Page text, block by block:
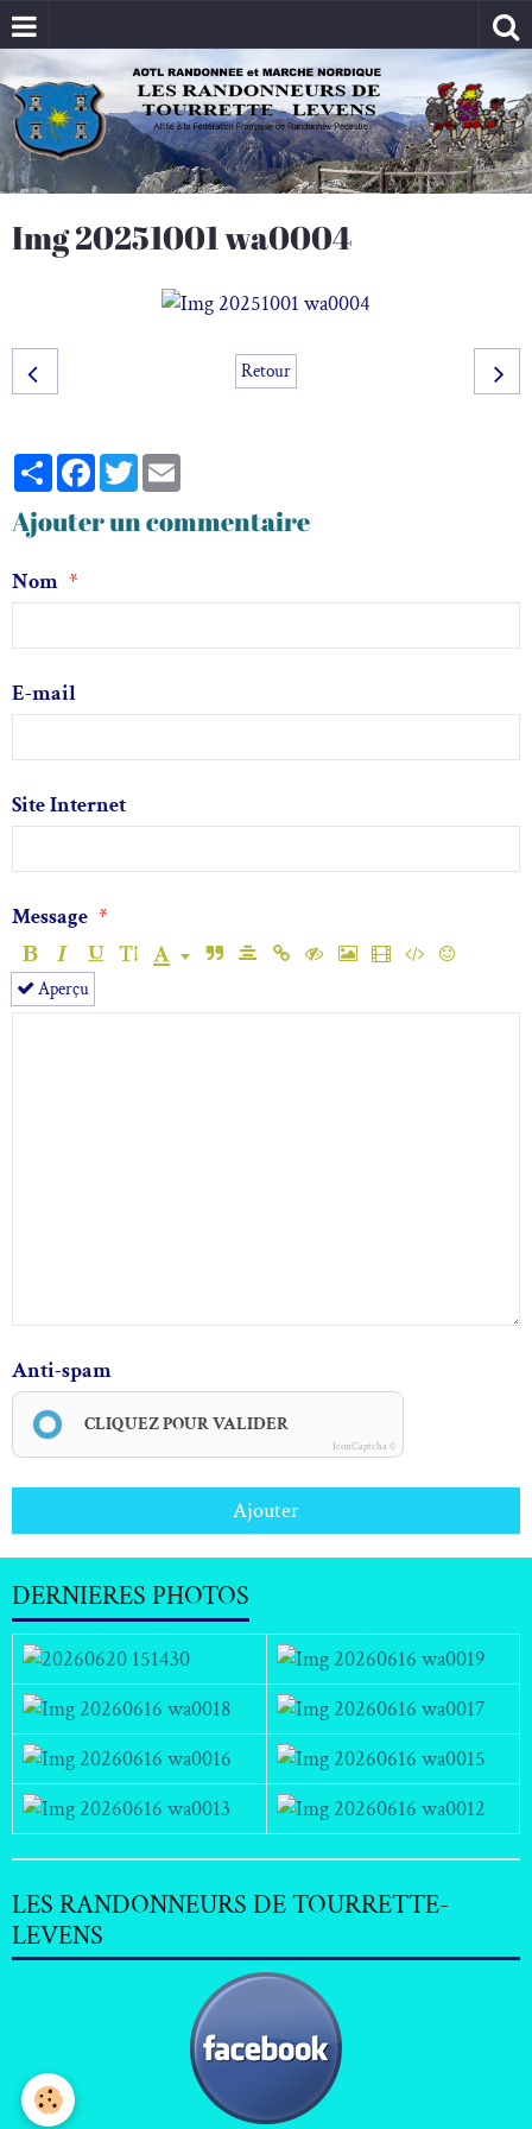
Img 20251001 wa0004
Retour
PartagerFacebook
Twitter
Ajouter un commentaire
Nom
E-mail
Site Internet
Message
Aperçu
Anti-spam
CLIQUEZ POUR VALIDER
IconCaptcha ©
Ajouter
DERNIERES PHOTOS
LES RANDONNEURS DE TOURRETTE-
LEVENS